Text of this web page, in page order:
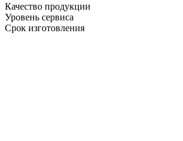
Качество продукции
Уровень сервиса
Срок изготовления